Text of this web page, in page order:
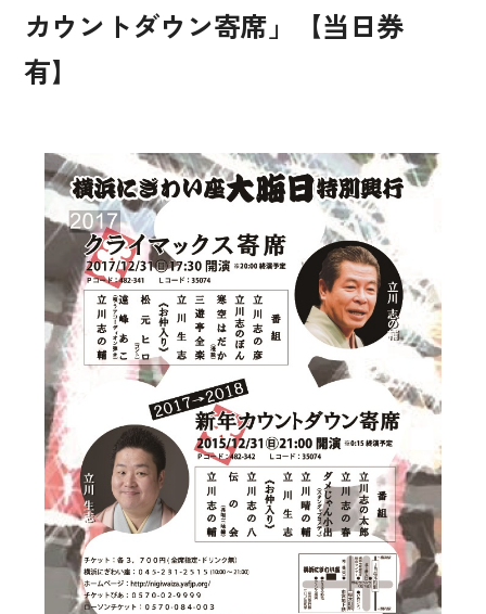
カウントダウン寄席」【当日券
有】